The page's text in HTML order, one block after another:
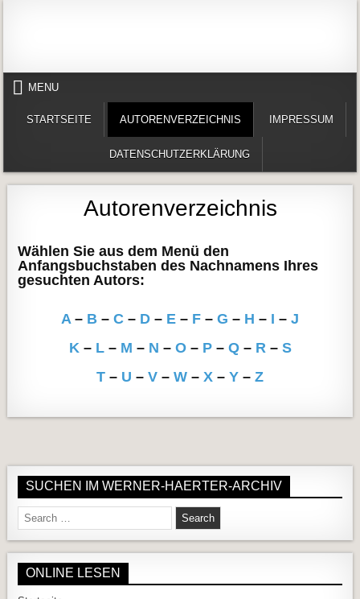
MENU
STARTSEITE AUTORENVERZEICHNIS IMPRESSUM
DATENSCHUTZERKLÄRUNG
Autorenverzeichnis
Wählen Sie aus dem Menü den
Anfangsbuchstaben des Nachnamens Ihres
gesuchten Autors:
A– B – C – D – E – F – G – H – I – J
K– L– M – N – O– P– Q– R– S
T – U – V – W – X – Y – Z
SUCHEN IM WERNER-HAERTER-ARCHIV
Search for:
ONLINE LESEN